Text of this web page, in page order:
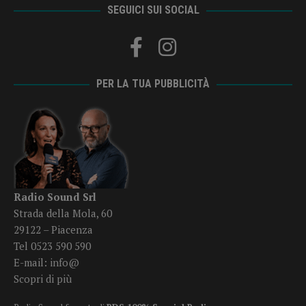
SEGUICI SUI SOCIAL
PER LA TUA PUBBLICITÀ
Radio Sound Srl
Strada della Mola, 60
29122 – Piacenza
Tel 0523 590 590
E-mail: info@
Scopri di più